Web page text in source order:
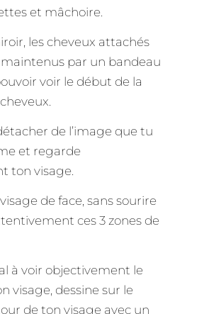
et mâchoire.
les cheveux attachés
par un bandeau
voir le début de la
de l’image que tu
et regarde
ton visage.
de face, sans sourire
ces 3 zones de
à voir objectivement le
visage, dessine sur le
de ton visage avec un